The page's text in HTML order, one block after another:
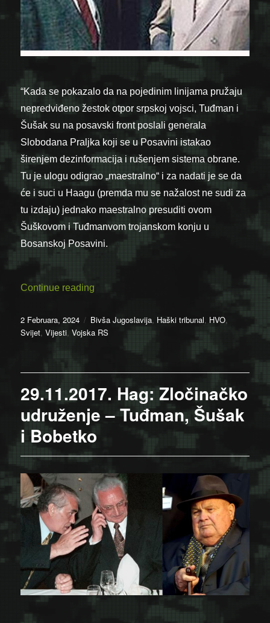
“Kada se pokazalo da na pojedinim linijama pružaju
nepredviđeno žestok otpor srpskoj vojsci, Tuđman i
Šušak su na posavski front poslali generala
Slobodana Praljka koji se u Posavini istakao
širenjem dezinformacija i rušenjem sistema obrane.
Tu je ulogu odigrao „maestralno“ i za nadati je se da
će i suci u Haagu (premda mu se nažalost ne sudi za
tu izdaju) jednako maestralno presuditi ovom
Šuškovom i Tuđmanvom trojanskom konju u
Bosanskoj Posavini.
Continue reading
Posted
on
2 Februara, 2024 Categories
Bivša Jugoslavija, Haški tribunal, HVO,
Svijet,Vijesti ,Vojska RS
29.11.2017. Hag: Zločinačko
udruženje – Tuđman, Šušak
i Bobetko